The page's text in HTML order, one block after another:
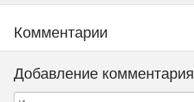
Комментарии
Добавление комментария